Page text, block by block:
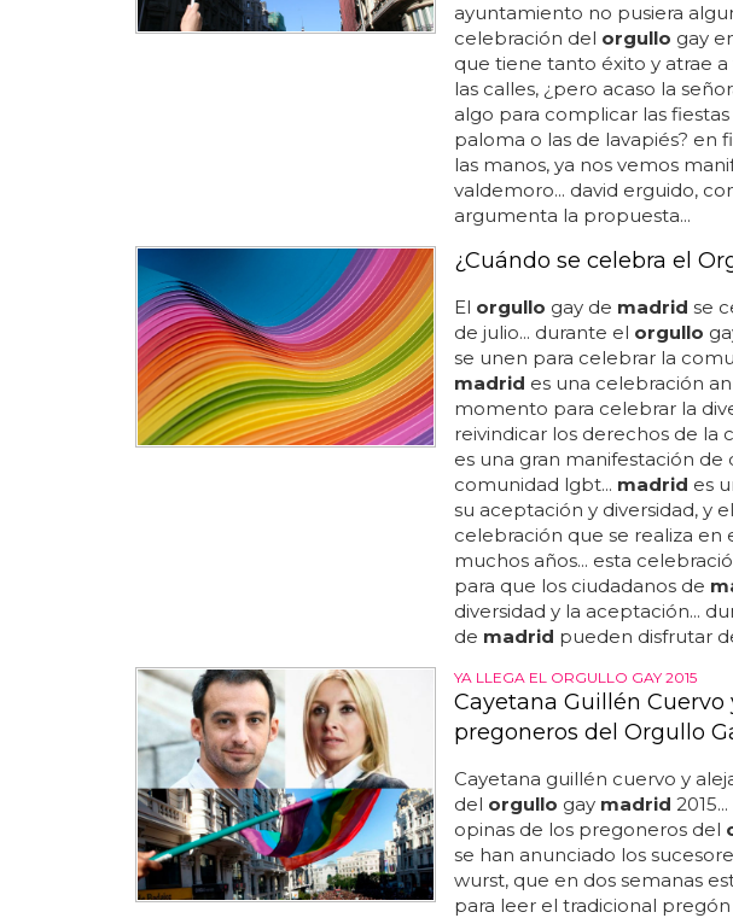
ayuntamiento no pusiera
celebración del orgullo gay
que tiene tanto éxito y atrae
las calles, ¿pero acaso la
algo para complicar las
paloma o las de lavapiés? en
las manos, ya nos vemos
valdemoro... david erguido,
argumenta la propuesta...
¿Cuándo se celebra el
El orgullo gay de madrid se
de julio... durante el orgullo
se unen para celebrar la
madrid es una celebración
momento para celebrar la
reivindicar los derechos de la
es una gran manifestación de
comunidad lgbt... madrid es
su aceptación y diversidad, y el
celebración que se realiza en
muchos años... esta
para que los ciudadanos de
diversidad y la aceptación...
de madrid pueden disfrutar
YA LLEGA EL ORGULLO GAY 2015
Cayetana Guillén
pregoneros del Orgullo
Cayetana guillén cuervo y
del orgullo gay madrid
opinas de los pregoneros del
se han anunciado los
wurst, que en dos semanas
para leer el tradicional